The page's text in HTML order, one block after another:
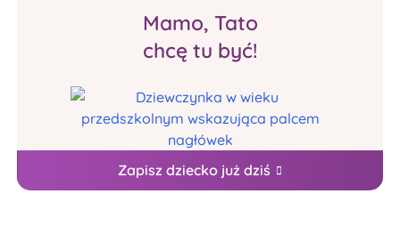
Mamo, Tato
chcę tu być!
Zapisz dziecko już dziś